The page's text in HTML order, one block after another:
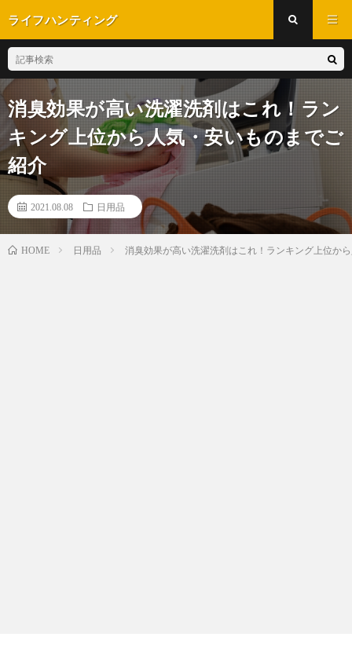
ライフハンティング
消臭効果が高い洗濯洗剤はこれ！ラン
キング上位から人気・安いものまでご
紹介
2021.08.08 日用品
HOME 日用品 消臭効果が高い洗濯洗剤はこれ！ランキング上位か